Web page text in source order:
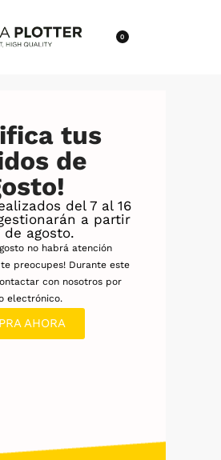
0
tus
de
del 7 al 16
a partir
de agosto.
no habrá atención
preocupes! Durante este
con nosotros por
electrónico.
AHORA